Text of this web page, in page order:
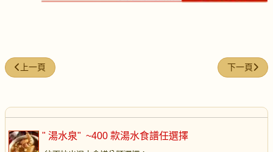
上一篇文章: 大芥菜排骨湯
上一頁 下一篇文章
下一頁
" 湯水泉" ~400 款湯水食譜任選擇